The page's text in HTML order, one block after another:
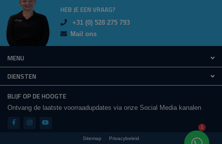
HEB JE EEN VRAAG?
+31 (0) 528 275 793
Mail ons
MENU
DIENSTEN
BLIJF OP DE HOOGTE
Ontvang de laatste voorraadupdates via onze Social Media kanalen
Sitemap Privacybeleid
1